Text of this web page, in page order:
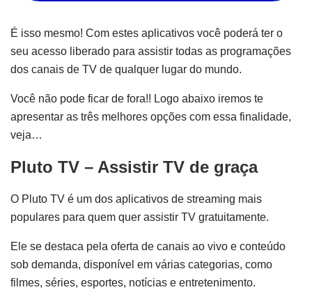
É isso mesmo! Com estes aplicativos você poderá ter o
seu acesso liberado para assistir todas as programações
dos canais de TV de qualquer lugar do mundo.
Você não pode ficar de fora!! Logo abaixo iremos te
apresentar as três melhores opções com essa finalidade,
veja…
Pluto TV – Assistir TV de graça
O Pluto TV é um dos aplicativos de streaming mais
populares para quem quer assistir TV gratuitamente.
Ele se destaca pela oferta de canais ao vivo e conteúdo
sob demanda, disponível em várias categorias, como
filmes, séries, esportes, notícias e entretenimento.